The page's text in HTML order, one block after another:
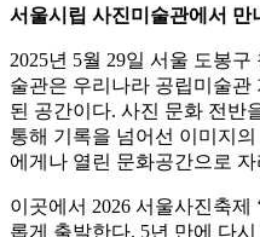
서울시립 사진미술관에서
2025년 5월 29일 서울 도봉
술관은 우리나라 공립미술
된 공간이다. 사진 문화 전반
통해 기록을 넘어선 이미지
에게나 열린 문화공간으로
이곳에서 2026 서울사진축제
롭게 출발한다. 5년 만에 다시